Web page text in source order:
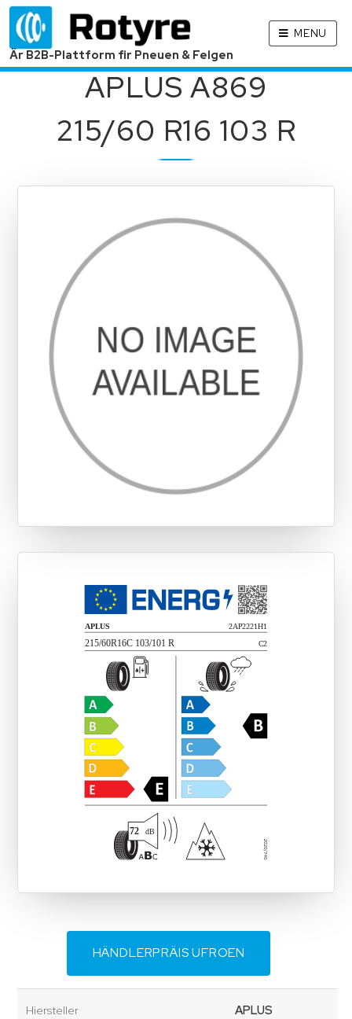
Är B2B-Plattform fir Pneuen & Felgen
MENU
APLUS A869
215/60 R16 103 R
HÄNDLERPRÄIS UFROEN
Hiersteller APLUS